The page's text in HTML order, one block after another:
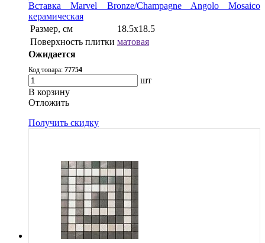
Вставка Marvel Bronze/Champagne Angolo Mosaico
керамическая
Размер, см
18.5x18.5
Поверхность плитки матовая
Ожидается
Код товара: 77754
шт
В корзину
Oтложить
Получить скидку